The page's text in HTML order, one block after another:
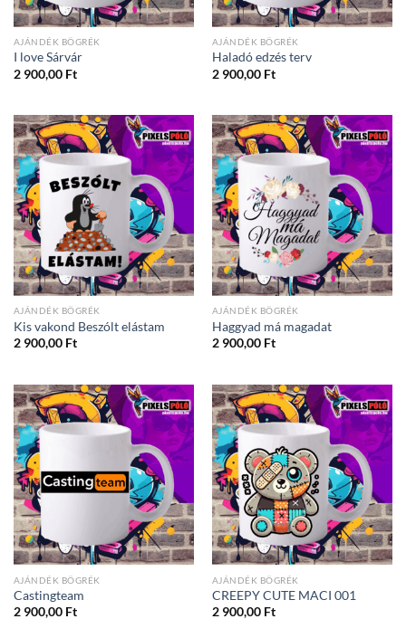
AJÁNDÉK BÖGRÉK
I love Sárvár
2 900,00 Ft
AJÁNDÉK BÖGRÉK
Haladó edzés terv
2 900,00 Ft
AJÁNDÉK BÖGRÉK
Kis vakond Beszólt elástam
2 900,00 Ft
AJÁNDÉK BÖGRÉK
Haggyad má magadat
2 900,00 Ft
AJÁNDÉK BÖGRÉK
Castingteam
2 900,00 Ft
AJÁNDÉK BÖGRÉK
CREEPY CUTE MACI 001
2 900,00 Ft